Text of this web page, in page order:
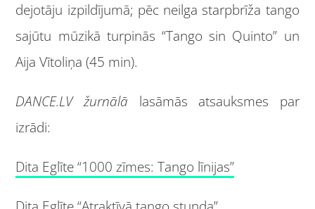
dejotāju izpildījumā; pēc neilga starpbrīža tango
sajūtu mūzikā turpinās “Tango sin Quinto” un
Aija Vītoliņa (45 min).
DANCE.LV žurnālā lasāmās atsauksmes par
izrādi:
Dita Eglīte “1000 zīmes: Tango līnijas”